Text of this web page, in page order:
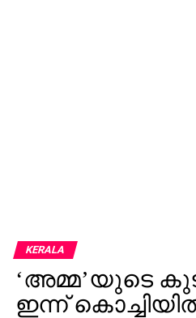
KERALA
‘അമ്മ’യുടെ
ഇന്ന്